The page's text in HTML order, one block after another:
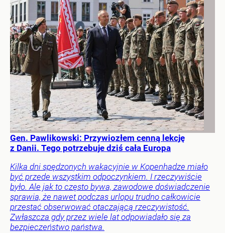
Gen. Pawlikowski: Przywiozłem cenną lekcję
z Danii. Tego potrzebuje dziś cała Europa
Kilka dni spędzonych wakacyjnie w Kopenhadze miało
być przede wszystkim odpoczynkiem. I rzeczywiście
było. Ale jak to często bywa, zawodowe doświadczenie
sprawia, że nawet podczas urlopu trudno całkowicie
przestać obserwować otaczającą rzeczywistość.
Zwłaszcza gdy przez wiele lat odpowiadało się za
bezpieczeństwo państwa.